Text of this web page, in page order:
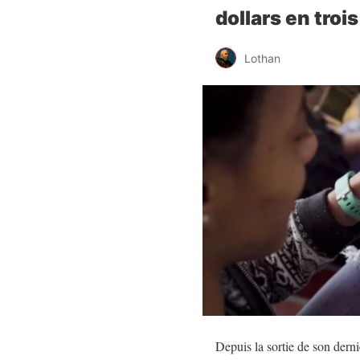
dollars en
Lothan
Depuis la sortie de son